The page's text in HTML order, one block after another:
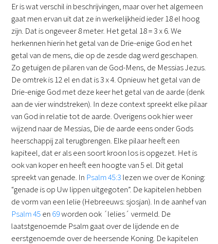
Er is wat verschil in beschrijvingen, maar over het algemeen
gaat men ervan uit dat ze in werkelijkheid ieder 18 el hoog
zijn. Dat is ongeveer 8 meter. Het getal 18 = 3 x 6. We
herkennen hierin het getal van de Drie-enige God en het
getal van de mens, die op de zesde dag werd geschapen.
Zo getuigen de pilaren van de God-Mens, de Messias Jezus.
De omtrek is 12 el en dat is 3 x 4. Opnieuw het getal van de
Drie-enige God met deze keer het getal van de aarde (denk
aan de vier windstreken). In deze context spreekt elke pilaar
van God in relatie tot de aarde. Overigens ook hier weer
wijzend naar de Messias, Die de aarde eens onder Gods
heerschappij zal terugbrengen. Elke pilaar heeft een
kapiteel, dat er als een soort kroon los is opgezet. Het is
ook van koper en heeft een hoogte van 5 el. Dit getal
spreekt van genade. In Psalm 45:3 lezen we over de Koning:
“genade is op Uw lippen uitgegoten”. De kapitelen hebben
de vorm van een lelie (Hebreeuws: sjosjan). In de aanhef van
Psalm 45 en 69worden ook ´lelies´ vermeld. De
laatstgenoemde Psalm gaat over de lijdende en de
eerstgenoemde over de heersende Koning. De kapitelen